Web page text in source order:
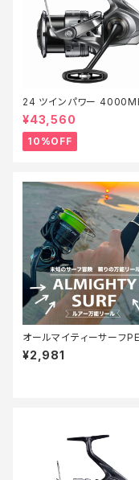
24 ツインパワー
【継続セール_リール】【10】
¥43,560
10%OFF
オールマイティーサーフ
00m【Tオリ】
¥2,981